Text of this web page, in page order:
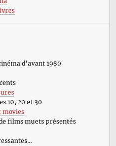
d’avant 1980
10, 20 et 30
movies
films muets présentés